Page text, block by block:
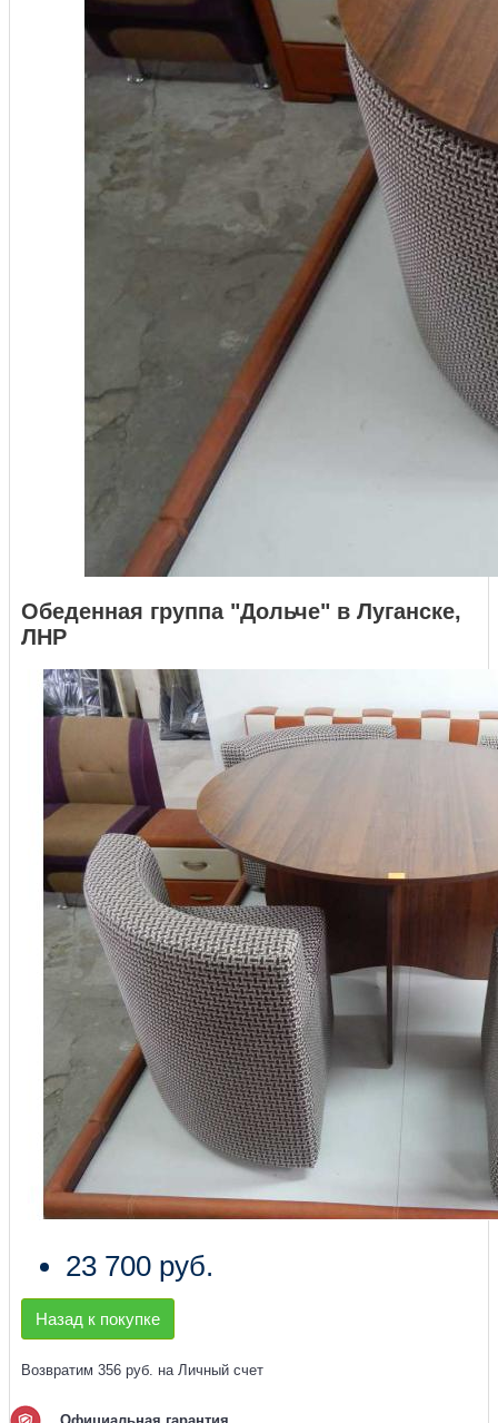
Обеденная группа "Дольче" в Луганске,
ЛНР
23 700 руб.
Назад к покупке
Возвратим 356 руб. на Личный счет